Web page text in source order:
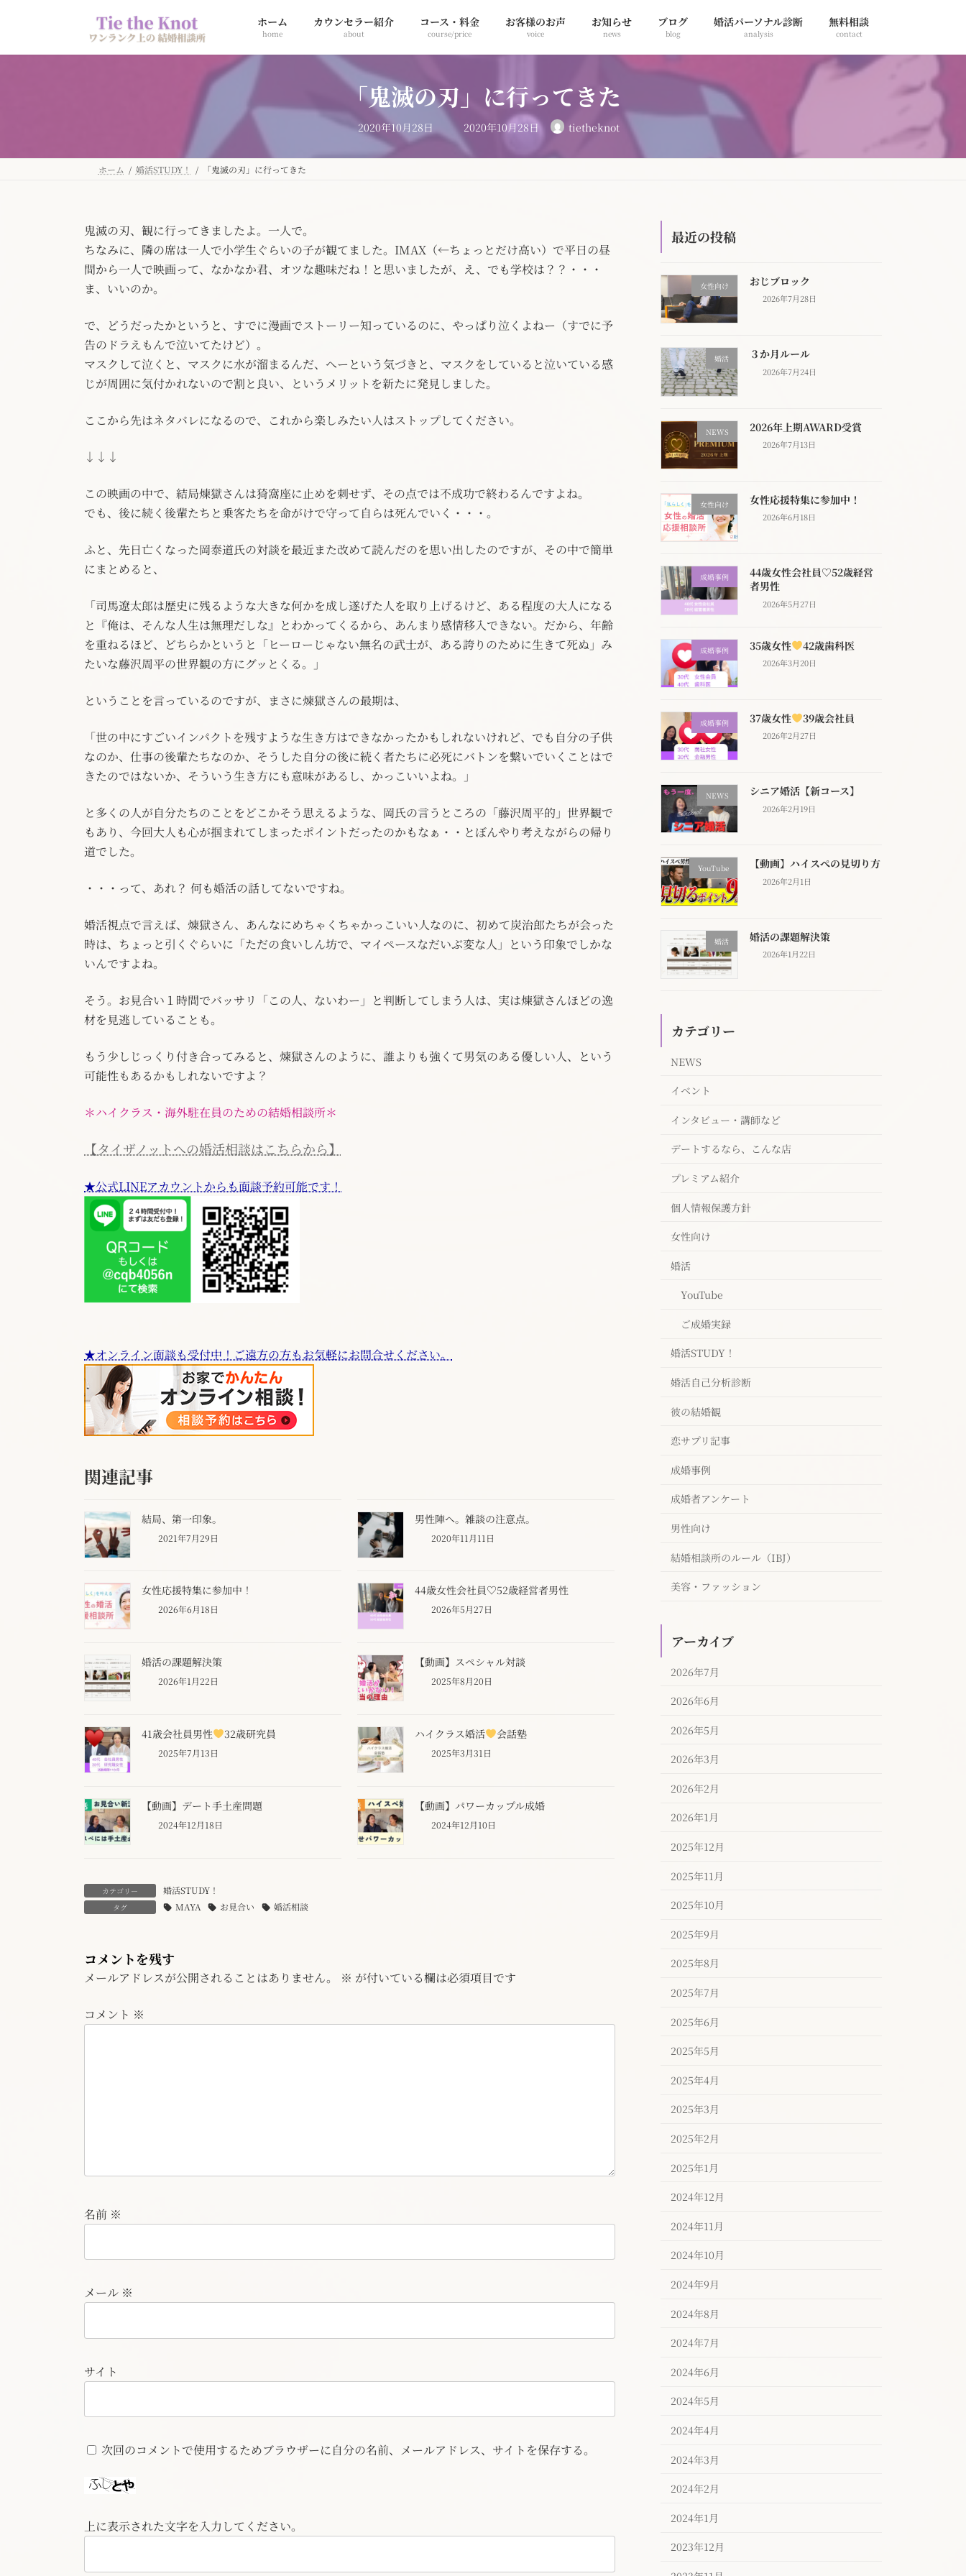
ン
プ
ー
動
ホーム
home
カウンセラー紹介
about
コース・料金
course/price
お客様のお声
voice
お知らせ
news
ブログ
blog
婚活パーソナル診断
analysis
無料相談
contact
「鬼滅の刃」に行ってきた
2020年10月28日 最
終
更
新
日
2020年10月28日 tietheknot
ホーム 婚活STUDY！ 「鬼滅の刃」に行ってきた
鬼滅の刃、観に行ってきましたよ。一人で。
ちなみに、隣の席は一人で小学生ぐらいの子が観てました。IMAX（←ちょっとだけ高い）で平日の昼
間から一人で映画って、なかなか君、オツな趣味だね！と思いましたが、え、でも学校は？？・・・
ま、いいのか。
で、どうだったかというと、すでに漫画でストーリー知っているのに、やっぱり泣くよねー（すでに予
告のドラえもんで泣いてたけど）。
マスクして泣くと、マスクに水が溜まるんだ、へーという気づきと、マスクをしていると泣いている感
じが周囲に気付かれないので割と良い、というメリットを新たに発見しました。
ここから先はネタバレになるので、これから楽しみたい人はストップしてください。
↓↓↓
この映画の中で、結局煉獄さんは猗窩座に止めを刺せず、その点では不成功で終わるんですよね。
でも、後に続く後輩たちと乗客たちを命がけで守って自らは死んでいく・・・。
ふと、先日亡くなった岡泰道氏の対談を最近また改めて読んだのを思い出したのですが、その中で簡単
にまとめると、
「司馬遼太郎は歴史に残るような大きな何かを成し遂げた人を取り上げるけど、ある程度の大人になる
と『俺は、そんな人生は無理だしな』とわかってくるから、あんまり感情移入できない。だから、年齢
を重ねるほど、どちらかというと「ヒーローじゃない無名の武士が、ある誇りのために生きて死ぬ」み
たいな藤沢周平の世界観の方にグッとくる。」
ということを言っているのですが、まさに煉獄さんの最期は、
「世の中にすごいインパクトを残すような生き方はできなかったかもしれないけれど、でも自分の子供
なのか、仕事の後輩たちなのか、そうした自分の後に続く者たちに必死にバトンを繋いでいくことはで
きたのではないか、そういう生き方にも意味があるし、かっこいいよね。」
と多くの人が自分たちのことをどこかそう思えるような、岡氏の言うところの「藤沢周平的」世界観で
もあり、今回大人も心が掴まれてしまったポイントだったのかもなぁ・・とぼんやり考えながらの帰り
道でした。
・・・って、あれ？ 何も婚活の話してないですね。
婚活視点で言えば、煉獄さん、あんなにめちゃくちゃかっこいい人なのに、初めて炭治郎たちが会った
時は、ちょっと引くぐらいに「ただの食いしん坊で、マイペースなだいぶ変な人」という印象でしかな
いんですよね。
そう。お見合い１時間でバッサリ「この人、ないわー」と判断してしまう人は、実は煉獄さんほどの逸
材を見逃していることも。
もう少しじっくり付き合ってみると、煉獄さんのように、誰よりも強くて男気のある優しい人、という
可能性もあるかもしれないですよ？
＊ハイクラス・海外駐在員のための結婚相談所＊
【タイザノットへの婚活相談はこちらから】
★公式LINEアカウントからも面談予約可能です！
★オンライン面談も受付中！ご遠方の方もお気軽にお問合せください。
関連記事
結局、第一印象。
2021年7月29日
男性陣へ。雑談の注意点。
2020年11月11日
女性応援特集に参加中！
2026年6月18日
44歳女性会社員♡52歳経営者男性
2026年5月27日
婚活の課題解決策
2026年1月22日
【動画】スペシャル対談
2025年8月20日
41歳会社員男性 32歳研究員
2025年7月13日
ハイクラス婚活 会話塾
2025年3月31日
【動画】デート手土産問題
2024年12月18日
【動画】パワーカップル成婚
2024年12月10日
カテゴリー 婚活STUDY！
タグ MAYA お見合い 婚活相談
コメントを残す
メールアドレスが公開されることはありません。 ※ が付いている欄は必須項目です
コメント ※
名前 ※
メール ※
サイト
次回のコメントで使用するためブラウザーに自分の名前、メールアドレス、サイトを保存する。
上に表示された文字を入力してください。
最近の投稿
女性向け おじブロック
2026年7月28日
婚活 ３か月ルール
2026年7月24日
NEWS 2026年上期AWARD受賞
2026年7月13日
女性向け 女性応援特集に参加中！
2026年6月18日
成婚事例
44歳女性会社員♡52歳経営
者男性
2026年5月27日
成婚事例 35歳女性 42歳歯科医
2026年3月20日
成婚事例 37歳女性 39歳会社員
2026年2月27日
NEWS シニア婚活【新コース】
2026年2月19日
YouTube 【動画】ハイスぺの見切り方
2026年2月1日
婚活 婚活の課題解決策
2026年1月22日
カテゴリー
NEWS
イベント
インタビュー・講師など
デートするなら、こんな店
プレミアム紹介
個人情報保護方針
女性向け
婚活
YouTube
ご成婚実録
婚活STUDY！
婚活自己分析診断
彼の結婚観
恋サプリ記事
成婚事例
成婚者アンケート
男性向け
結婚相談所のルール（IBJ）
美容・ファッション
アーカイブ
2026年7月
2026年6月
2026年5月
2026年3月
2026年2月
2026年1月
2025年12月
2025年11月
2025年10月
2025年9月
2025年8月
2025年7月
2025年6月
2025年5月
2025年4月
2025年3月
2025年2月
2025年1月
2024年12月
2024年11月
2024年10月
2024年9月
2024年8月
2024年7月
2024年6月
2024年5月
2024年4月
2024年3月
2024年2月
2024年1月
2023年12月